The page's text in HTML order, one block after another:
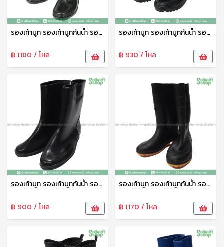
รองเท้าบูท รองเท้าบูทกันน้ำ รองเท้าทำสวน รองเท้าบูทสูง 14 นิ้ว No.A1090 arrow star
฿ 1,180 / โหล
รองเท้าบูท รองเท้าบูทกันน้ำ รองเท้าทำสวน รองเท้าบูทสูง 12.5 นิ้ว สีดำ No.A3000 arrow star
฿ 930 / โหล
รองเท้าบูท รองเท้าบูทกันน้ำ รองเท้าทำสวน รองเท้าบูทสูง 9.5 นิ้ว สีดำ No.A4000 arrow star
฿ 900 / โหล
รองเท้าบูท รองเท้าบูทกันน้ำ รองเท้าทำสวน รองเท้าบูทสูง 12 นิ้ว สีดำ No.A991 arrow star
฿ 1,170 / โหล